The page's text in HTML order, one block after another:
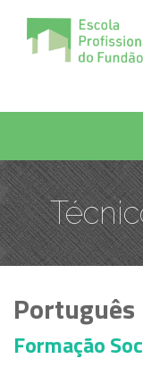
Português
Formação